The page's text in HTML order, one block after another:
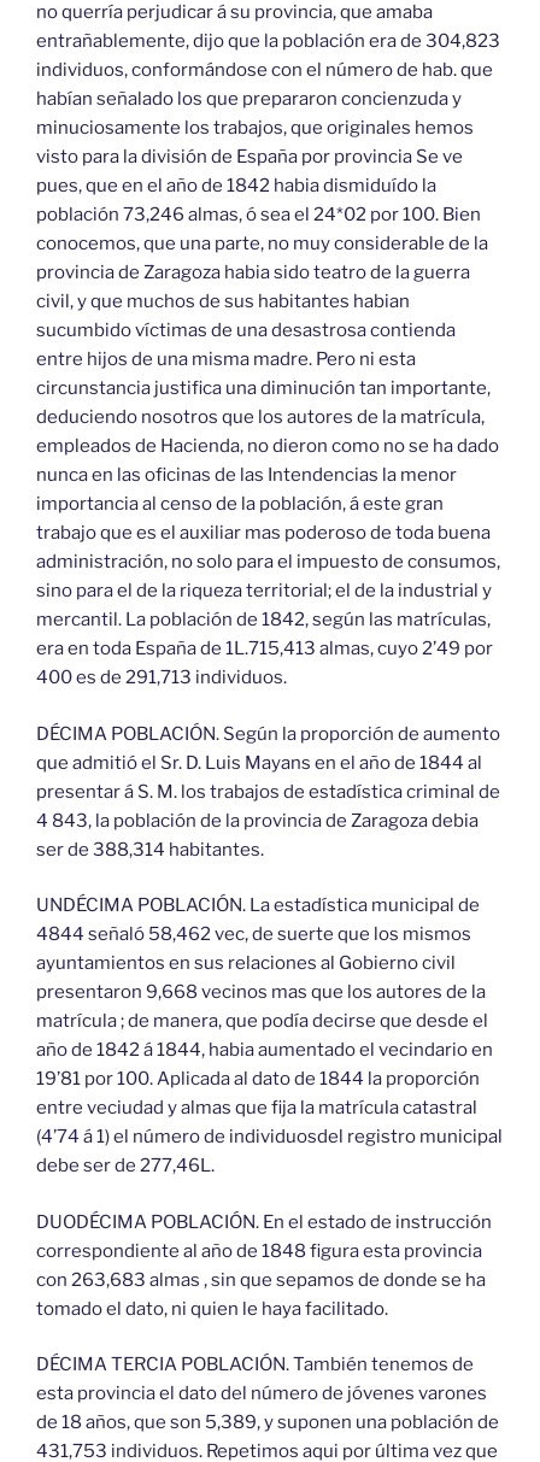
no querría perjudicar á su provincia, que amaba
entrañablemente, dijo que la población era de 304,823
individuos, conformándose con el número de hab. que
habían señalado los que prepararon concienzuda y
minuciosamente los trabajos, que originales hemos
visto para la división de España por provincia Se ve
pues, que en el año de 1842 habia dismiduído la
población 73,246 almas, ó sea el 24*02 por 100. Bien
conocemos, que una parte, no muy considerable de la
provincia de Zaragoza habia sido teatro de la guerra
civil, y que muchos de sus habitantes habian
sucumbido víctimas de una desastrosa contienda
entre hijos de una misma madre. Pero ni esta
circunstancia justifica una diminución tan importante,
deduciendo nosotros que los autores de la matrícula,
empleados de Hacienda, no dieron como no se ha dado
nunca en las oficinas de las Intendencias la menor
importancia al censo de la población, á este gran
trabajo que es el auxiliar mas poderoso de toda buena
administración, no solo para el impuesto de consumos,
sino para el de la riqueza territorial; el de la industrial y
mercantil. La población de 1842, según las matrículas,
era en toda España de 1L.715,413 almas, cuyo 2’49 por
400 es de 291,713 individuos.
DÉCIMA POBLACIÓN. Según la proporción de aumento
que admitió el Sr. D. Luis Mayans en el año de 1844 al
presentar á S. M. los trabajos de estadística criminal de
4 843, la población de la provincia de Zaragoza debia
ser de 388,314 habitantes.
UNDÉCIMA POBLACIÓN. La estadística municipal de
4844 señaló 58,462 vec, de suerte que los mismos
ayuntamientos en sus relaciones al Gobierno civil
presentaron 9,668 vecinos mas que los autores de la
matrícula ; de manera, que podía decirse que desde el
año de 1842 á 1844, habia aumentado el vecindario en
19’81 por 100. Aplicada al dato de 1844 la proporción
entre veciudad y almas que fija la matrícula catastral
(4’74 á 1) el número de individuosdel registro municipal
debe ser de 277,46L.
DUODÉCIMA POBLACIÓN. En el estado de instrucción
correspondiente al año de 1848 figura esta provincia
con 263,683 almas , sin que sepamos de donde se ha
tomado el dato, ni quien le haya facilitado.
DÉCIMA TERCIA POBLACIÓN. También tenemos de
esta provincia el dato del número de jóvenes varones
de 18 años, que son 5,389, y suponen una población de
431,753 individuos. Repetimos aqui por última vez que